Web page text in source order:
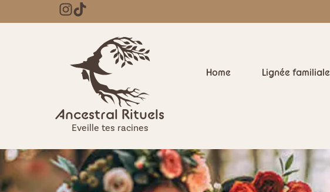
Ancestral Rituels
Eveille tes racines
Home Lignée familiale